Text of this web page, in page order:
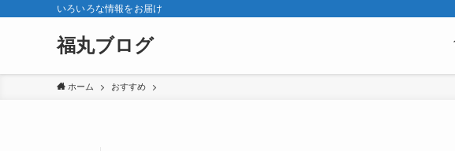
いろいろな情報をお届け
福丸ブログ
ホーム おすすめ